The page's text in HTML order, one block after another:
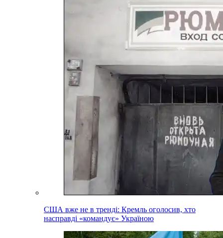
США вже не в тренді: Кремль оголосив, хто
насправді «командує» Україною